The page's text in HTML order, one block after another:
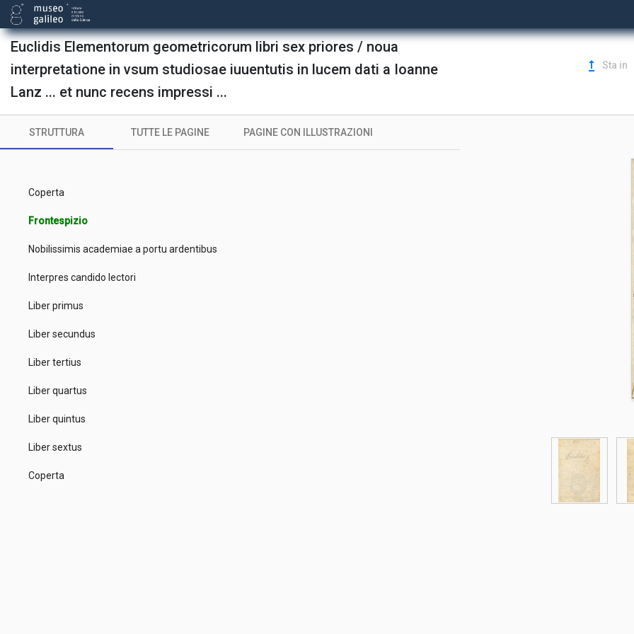
Euclidis Elementorum geometricorum libri sex priores / noua
interpretatione in vsum studiosae iuuentutis in lucem dati a Ioanne
Lanz ... et nunc recens impressi ...
upgrade Sta in
STRUTTURA TUTTE LE PAGINE PAGINE CON ILLUSTRAZIONI
Coperta
Frontespizio
Nobilissimis academiae a portu ardentibus
Interpres candido lectori
Liber primus
Liber secundus
Liber tertius
Liber quartus
Liber quintus
Liber sextus
Coperta